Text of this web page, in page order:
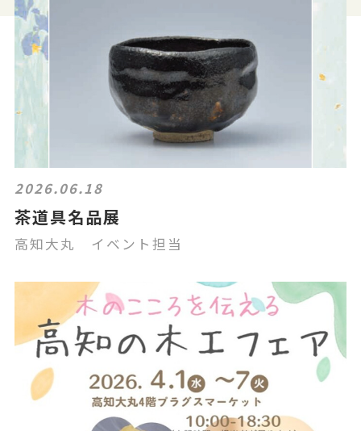
2026.06.18
茶道具名品展
高知大丸 イベント担当